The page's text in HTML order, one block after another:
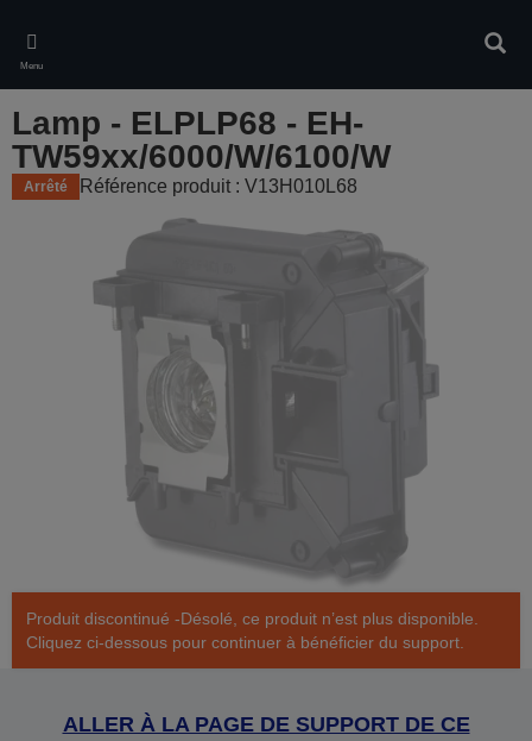
main
content
Menu
Lamp - ELPLP68 - EH-
TW59xx/6000/W/6100/W
Arrêté Référence produit : V13H010L68
Produit discontinué -Désolé, ce produit n’est plus disponible.
Cliquez ci-dessous pour continuer à bénéficier du support.
ALLER À LA PAGE DE SUPPORT DE CE